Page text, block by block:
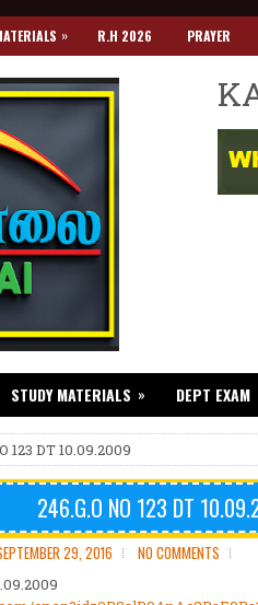
» R.H 2026 PRAYER
STUDY MATERIALS » DEPT EXAM
123 DT 10.09.2009
246.G.O NO 123 DT
29, 2016 NO COMMENTS